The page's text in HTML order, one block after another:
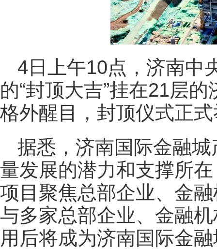
4日上午10点，济南中
的“封顶大吉”挂在21层
格外醒目，封顶仪式正
据悉，济南国际金融
量发展的潜力和支撑所
项目聚焦总部企业、金
与多家总部企业、金融
用后将成为济南国际金